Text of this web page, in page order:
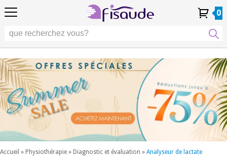
Compte
commandes
4,8 4,8
différentielles
Occasion
Fisaude
SUMMER
SALE
Physiothérapie
Podologie
Esthétique,
dermocosmétique
et médecine
esthétique
Bien-
qualité
de vie
et
FR
DE
PT
0
Accueil » Physiothérapie » Diagnostic et évaluation » Analyseur de lactate
Compte
commandes
4,8
différentielles
Occasion
Fisaude
SUMMER
SALE
Physiothérapie
Esthétique,
dermocosmétique
et médecine
esthétique
Bien-
être,
FR
DE
PT